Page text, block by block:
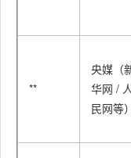
**
央媒（
华网 /
民网等）